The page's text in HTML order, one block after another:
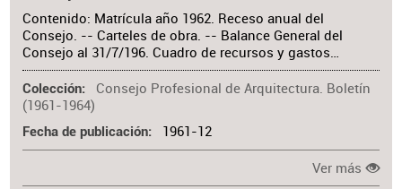
Contenido: Matrícula año 1962. Receso anual del
Consejo. -- Carteles de obra. -- Balance General del
Consejo al 31/7/196. Cuadro de recursos y gastos…
Colección
Consejo Profesional de Arquitectura. Boletín
(1961-1964)
Fecha de publicación 1961-12
Ver más